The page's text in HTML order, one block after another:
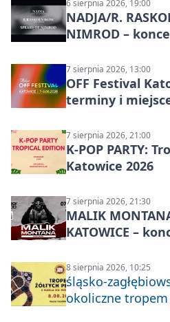
6 sierpnia 2026, 19:00
NADJA/R.
NIMROD –
7 sierpnia 2026, 13:00
OFF Festival
terminy i
7 sierpnia 2026, 21:00
K-POP PARTY:
Katowice 2026
7 sierpnia 2026, 21:30
MALIK
KATOWICE –
8 sierpnia 2026, 10:25
śląsko-
okoliczne tropem